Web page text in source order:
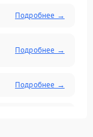
Подробнее →
Подробнее →
Подробнее →